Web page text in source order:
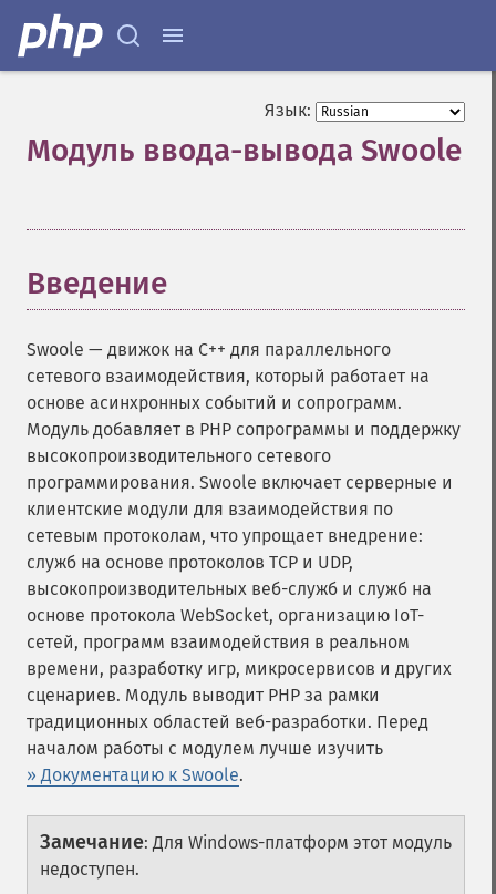
Язык:
Модуль ввода-вывода Swoole
Введение
Swoole — движок на C++ для параллельного
сетевого взаимодействия, который работает на
основе асинхронных событий и сопрограмм.
Модуль добавляет в PHP сопрограммы и поддержку
высокопроизводительного сетевого
программирования. Swoole включает серверные и
клиентские модули для взаимодействия по
сетевым протоколам, что упрощает внедрение:
служб на основе протоколов TCP и UDP,
высокопроизводительных веб-служб и служб на
основе протокола WebSocket, организацию IoT-
сетей, программ взаимодействия в реальном
времени, разработку игр, микросервисов и других
сценариев. Модуль выводит PHP за рамки
традиционных областей веб-разработки. Перед
началом работы с модулем лучше изучить
» Документацию к Swoole.
Замечание:Для Windows-платформ этот модуль
недоступен.